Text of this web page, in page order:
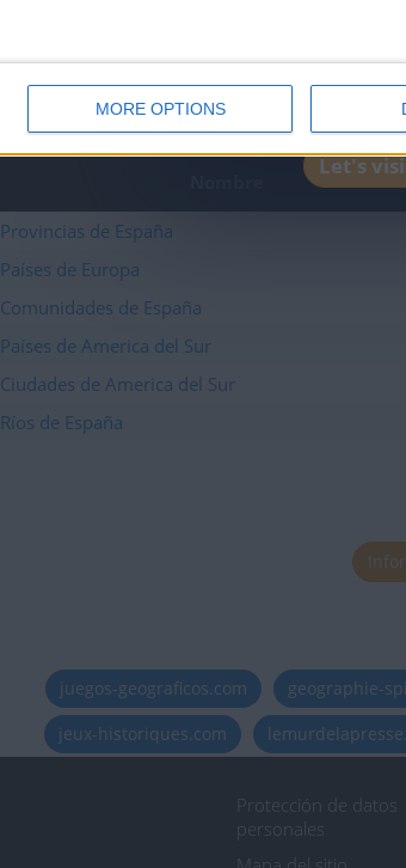
MORE OPTIONS
Provincias de España
Países de Europa
Comunidades de España
Países de America del Sur
Ciudades de America del Sur
Ríos de España
juegos-geograficos.com geographie-
jeux-historiques.com
Protección de datos
personales
Let's